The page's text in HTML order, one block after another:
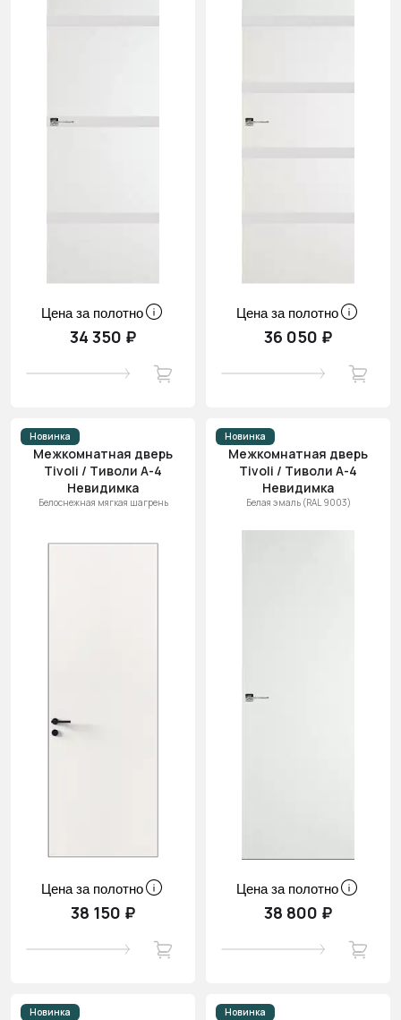
Цена за полотно
34 350 ₽
Цена за полотно
36 050 ₽
Новинка
Межкомнатная дверь
Tivoli / Тиволи А-4
Невидимка
Белоснежная мягкая шагрень
Цена за полотно
38 150 ₽
Новинка
Межкомнатная дверь
Tivoli / Тиволи А-4
Невидимка
Белая эмаль (RAL 9003)
Цена за полотно
38 800 ₽
Новинка Новинка